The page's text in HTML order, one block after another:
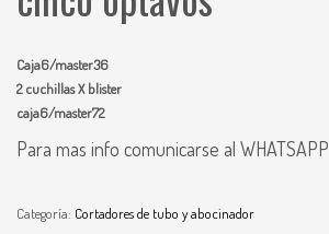
Caja6/master36
2 cuchillas X blister
caja6/master72
Para mas info comunicarse al WHATSAPP
Categoría: Cortadores de tubo y abocinador